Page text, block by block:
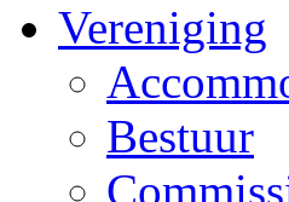
Vereniging
Bestuur